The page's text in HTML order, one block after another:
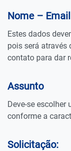
Nome –
Estes dados
pois será através
contato para dar
Assunto
Deve-se
conforme a
Solicitação: